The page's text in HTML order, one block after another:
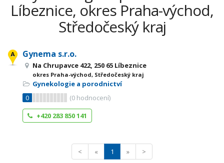
Líbeznice, okres Praha-východ,
Středočeský kraj
Gynema s.r.o.
Na Chrupavce 422, 250 65 Líbeznice
okres Praha-východ, Středočeský kraj
Gynekologie a porodnictví
0
(0 hodnocení)
+420 283 850 141
< « 1 » >